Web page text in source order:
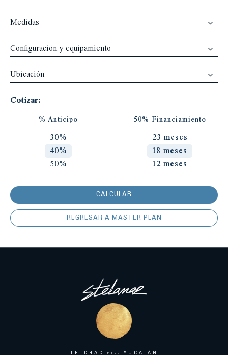
Medidas
Configuración y equipamiento
Ubicación
Cotizar:
% Anticipo
30%
40%
50%
50% Financiamiento
23 meses
18 meses
12 meses
CALCULAR
REGRESAR A MASTER PLAN
TELCHAC PTO. YUCATÁN